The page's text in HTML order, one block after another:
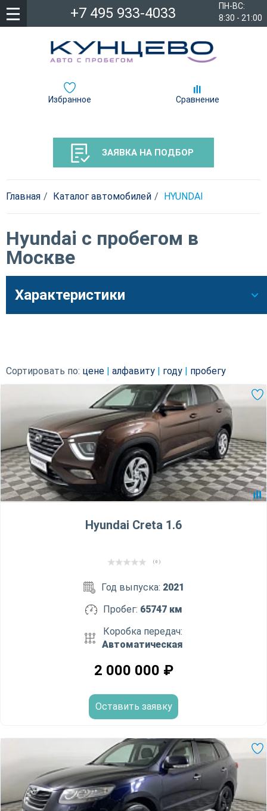
ПН-ВС:
8:30 - 21:00
+7 495 933-4033
Избранное Сравнение
ЗАЯВКА НА ПОДБОР
Главная Каталог автомобилей HYUNDAI
Hyundai с пробегом в
Москве
Характеристики
Сортировать по: цене алфавиту году пробегу
Hyundai Creta 1.6
( 0 )
Год выпуска: 2021
Пробег: 65747 км
Коробка передач:
Автоматическая
2 000 000 ₽
Оставить заявку